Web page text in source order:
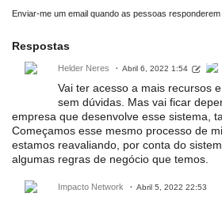
Enviar-me um email quando as pessoas responderem
Respostas
Helder Neres Abril 6, 2022 1:54
Vai ter acesso a mais recursos
sem dúvidas. Mas vai ficar
empresa que desenvolve esse sistema,
Começamos esse mesmo processo de
estamos reavaliando, por conta do
algumas regras de negócio que temos.
Impacto Network Abril 5, 2022 22:53